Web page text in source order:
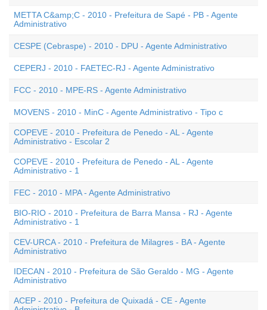
METTA C&amp;C - 2010 - Prefeitura de Sapé - PB - Agente
Administrativo
CESPE (Cebraspe) - 2010 - DPU - Agente Administrativo
CEPERJ - 2010 - FAETEC-RJ - Agente Administrativo
FCC - 2010 - MPE-RS - Agente Administrativo
MOVENS - 2010 - MinC - Agente Administrativo - Tipo c
COPEVE - 2010 - Prefeitura de Penedo - AL - Agente
Administrativo - Escolar 2
COPEVE - 2010 - Prefeitura de Penedo - AL - Agente
Administrativo - 1
FEC - 2010 - MPA - Agente Administrativo
BIO-RIO - 2010 - Prefeitura de Barra Mansa - RJ - Agente
Administrativo - 1
CEV-URCA - 2010 - Prefeitura de Milagres - BA - Agente
Administrativo
IDECAN - 2010 - Prefeitura de São Geraldo - MG - Agente
Administrativo
ACEP - 2010 - Prefeitura de Quixadá - CE - Agente